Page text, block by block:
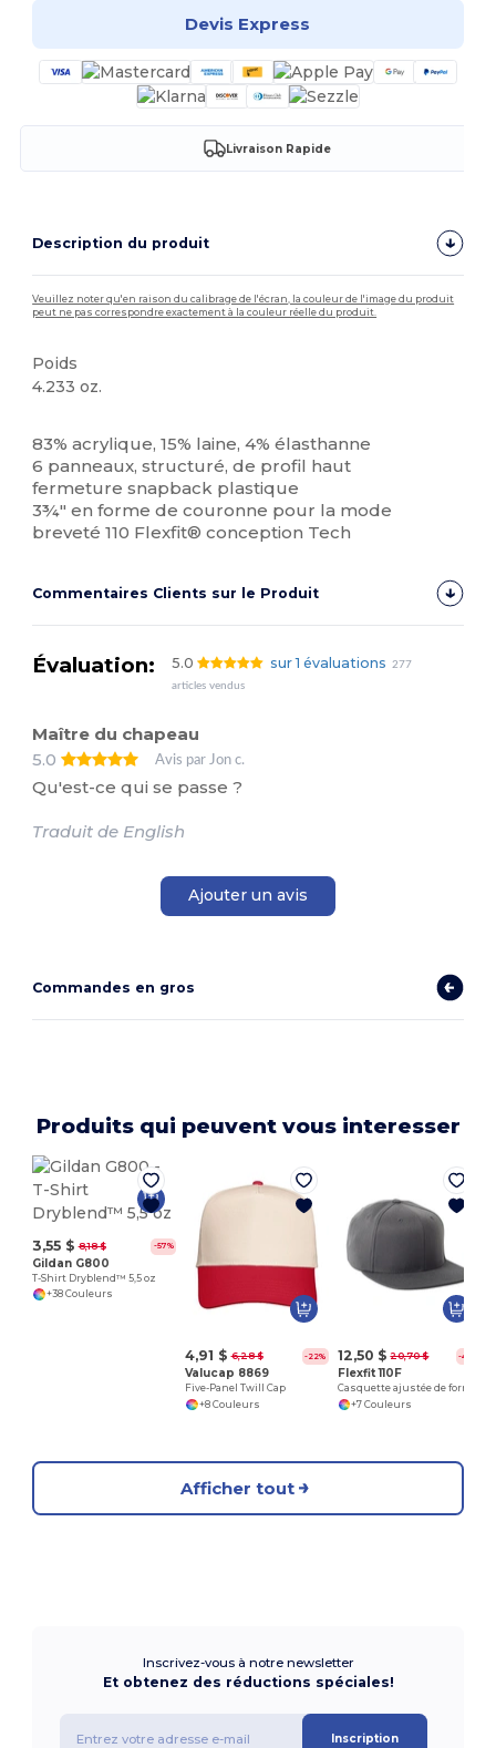
Devis Express
Livraison Rapide
Description du produit
Veuillez noter qu'en raison du calibrage de l'écran, la couleur de l'image du produit
peut ne pas correspondre exactement à la couleur réelle du produit.
Poids
4.233 oz.
83% acrylique, 15% laine, 4% élasthanne
6 panneaux, structuré, de profil haut
fermeture snapback plastique
3¾" en forme de couronne pour la mode
breveté 110 Flexfit® conception Tech
Commentaires Clients sur le Produit
Évaluation: 5.0 sur 1 évaluations
277
articles vendus
Maître du chapeau
5.0
Avis par Jon c.
Qu'est-ce qui se passe ?
Traduit de English
Ajouter un avis
Commandes en gros
Produits qui peuvent vous interesser
3,55 $ 8,18 $ -57%
Gildan G800
T-Shirt Dryblend™ 5,5 oz
+38 Couleurs
4,91 $ 6,28 $ -22%
Valucap 8869
Five-Panel Twill Cap
+8 Couleurs
12,50 $ 20,70 $ -40%
Flexfit 110F
+7 Couleurs
Afficher tout
Inscrivez-vous à notre newsletter
Et obtenez des réductions spéciales!
Inscription